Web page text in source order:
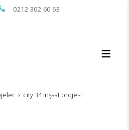
0212 302 60 63
city 34 i̇nşaat projesi̇